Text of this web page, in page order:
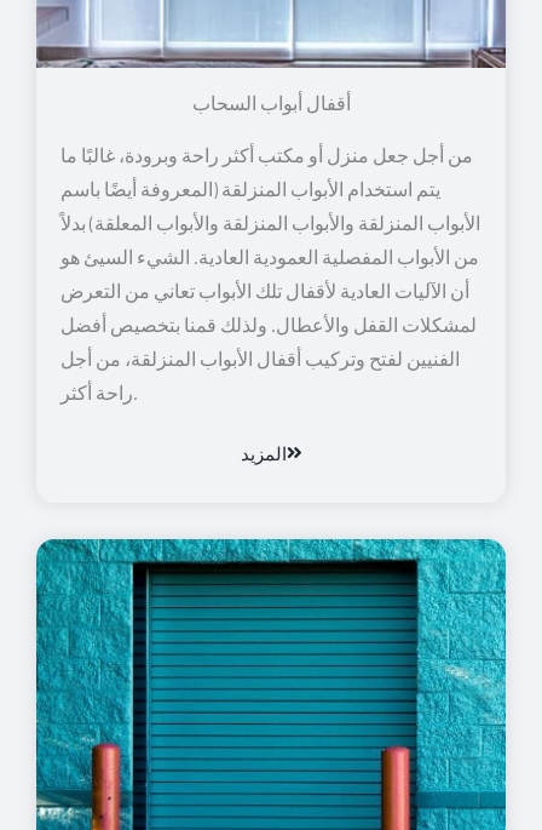
أقفال أبواب السحاب
من أجل جعل منزل أو مكتب أكثر راحة وبرودة، غالبًا ما
يتم استخدام الأبواب المنزلقة (المعروفة أيضًا باسم
الأبواب المنزلقة والأبواب المنزلقة والأبواب المعلقة) بدلاً
من الأبواب المفصلية العمودية العادية. الشيء السيئ هو
أن الآليات العادية لأقفال تلك الأبواب تعاني من التعرض
لمشكلات القفل والأعطال. ولذلك قمنا بتخصيص أفضل
الفنيين لفتح وتركيب أقفال الأبواب المنزلقة، من أجل
راحة أكثر.
المزيد